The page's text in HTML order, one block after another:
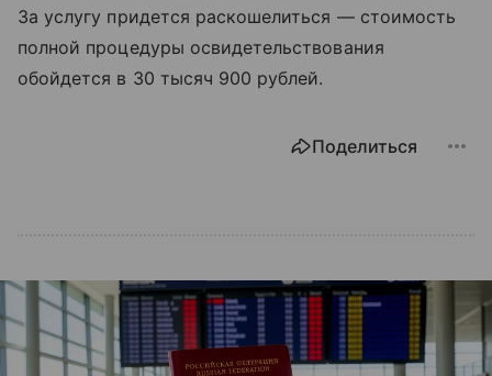
За услугу придется раскошелиться — стоимость
полной процедуры освидетельствования
обойдется в 30 тысяч 900 рублей.
Поделиться